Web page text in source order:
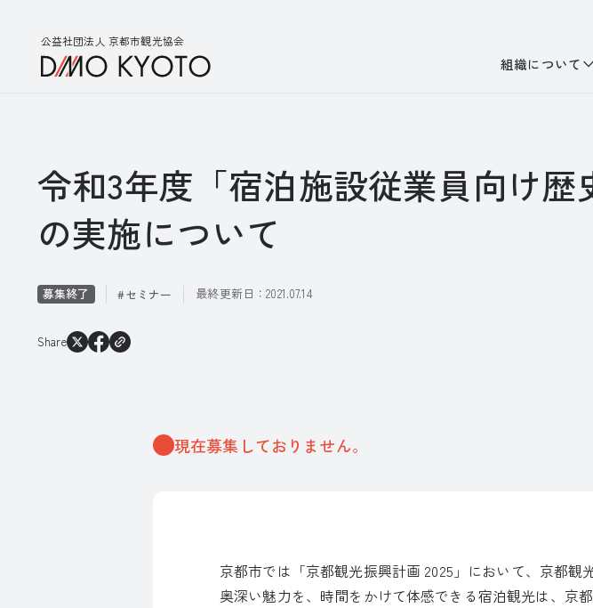
公益社団法人 京都市観光協会
組織について
令和3年度「宿泊施設従業員向け歴
の実施について
募集終了 セミナー 最終更新日：2021.07.14
Share
現在募集しておりません。
京都市では「京都観光振興計画 2025」において、京都
奥深い魅力を、時間をかけて体感できる宿泊観光は、京